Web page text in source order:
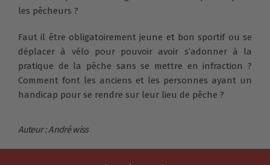
les pêcheurs ?
Faut il être obligatoirement jeune et bon sportif ou se
déplacer à vélo pour pouvoir avoir s’adonner à la
pratique de la pêche sans se mettre en infraction ?
Comment font les anciens et les personnes ayant un
handicap pour se rendre sur leur lieu de pêche ?
Auteur : André wiss